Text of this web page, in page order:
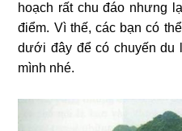
hoạch rất chu đáo nhưng
điểm. Vì thế, các bạn có
dưới đây để có chuyến du
mình nhé.